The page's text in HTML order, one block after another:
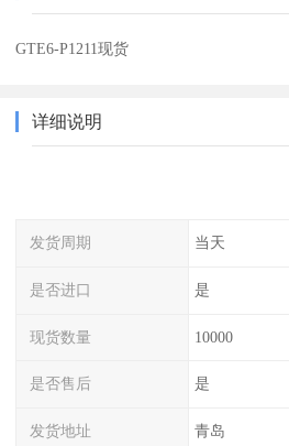
GTE6-P1211现货
详细说明
发货周期 当天
是否进口 是
现货数量 10000
是否售后 是
发货地址 青岛